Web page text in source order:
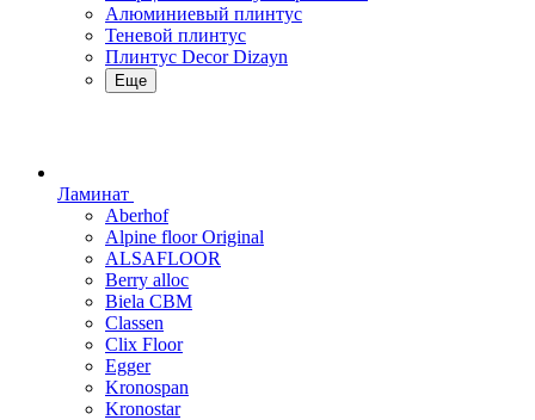
Алюминиевый плинтус
Теневой плинтус
Плинтус Decor Dizayn
Еще
Ламинат
Aberhof
Alpine floor Original
ALSAFLOOR
Berry alloc
Biela CBM
Classen
Clix Floor
Egger
Kronospan
Kronostar